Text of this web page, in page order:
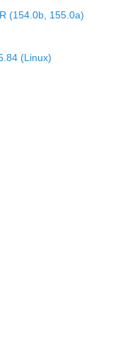
(154.0b, 155.0a)
(Linux)